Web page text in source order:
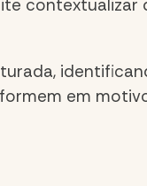
contextualizar
em